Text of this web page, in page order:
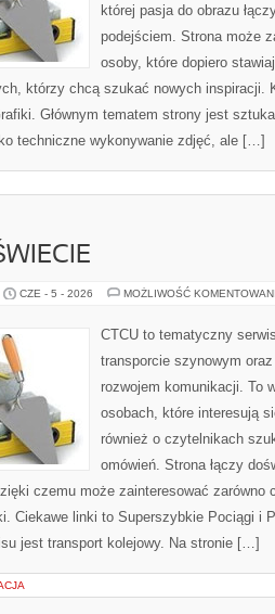
której pasja do obrazu
podejściem. Strona może
osoby, które dopiero
którzy chcą szukać nowych inspiracji.
Głównym tematem strony jest
techniczne wykonywanie zdjęć, ale […]
CZE - 5 - 2026 MOŻLIWOŚĆ
CTCU to tematyczny
transporcie szynowym
rozwojem komunikacji. To
osobach, które interesują
również o czytelnikach
omówień. Strona łączy
czemu może zainteresować zarówno
Ciekawe linki to Superszybkie Pociągi i
jest transport kolejowy. Na stronie […]